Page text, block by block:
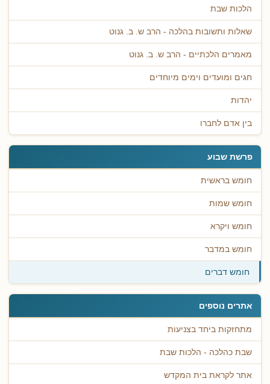
הלכות שבת
שאלות ותשובות בהלכה - הרב ש. ב. גנוט
מאמרים הלכתיים - הרב ש. ב. גנוט
חגים ומועדים וימים מיוחדים
יהדות
בין אדם לחברו
פרשת שבוע
חומש בראשית
חומש שמות
חומש ויקרא
חומש במדבר
חומש דברים
אתרים נוספים
מתחזקות ביחד בצניעות
שבת כהלכה - הלכות שבת
אתר לקראת בית המקדש